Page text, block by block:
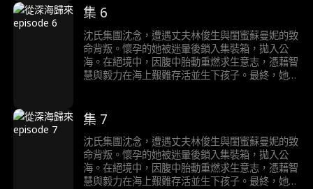
當場揭穿二人罪行。兩人驚慌失措，在眾人面前上
演互相揭發、狗咬狗的醜態，其謀害沈念、企圖侵
吞沈氏家產、甚至曾對沈浩然下毒手的全部陰謀徹
底曝光。沈父沈崇遠也早已洞悉陰謀，假意病重配
合，此刻現身完成最終清算。
集 6
沈氏集團沈念，遭遇丈夫林俊生與閨蜜蘇曼妮的致
命背叛。懷孕的她被迷暈後鎖入集裝箱，拋入公
海。在絕境中，因腹中胎動重燃求生意志，憑藉智
慧與毅力在海上艱難存活並生下孩子。最終，她被
當場揭穿二人罪行。兩人驚慌失措，在眾人面前上
演互相揭發、狗咬狗的醜態，其謀害沈念、企圖侵
吞沈氏家產、甚至曾對沈浩然下毒手的全部陰謀徹
底曝光。沈父沈崇遠也早已洞悉陰謀，假意病重配
合，此刻現身完成最終清算。
集 7
沈氏集團沈念，遭遇丈夫林俊生與閨蜜蘇曼妮的致
命背叛。懷孕的她被迷暈後鎖入集裝箱，拋入公
海。在絕境中，因腹中胎動重燃求生意志，憑藉智
慧與毅力在海上艱難存活並生下孩子。最終，她被